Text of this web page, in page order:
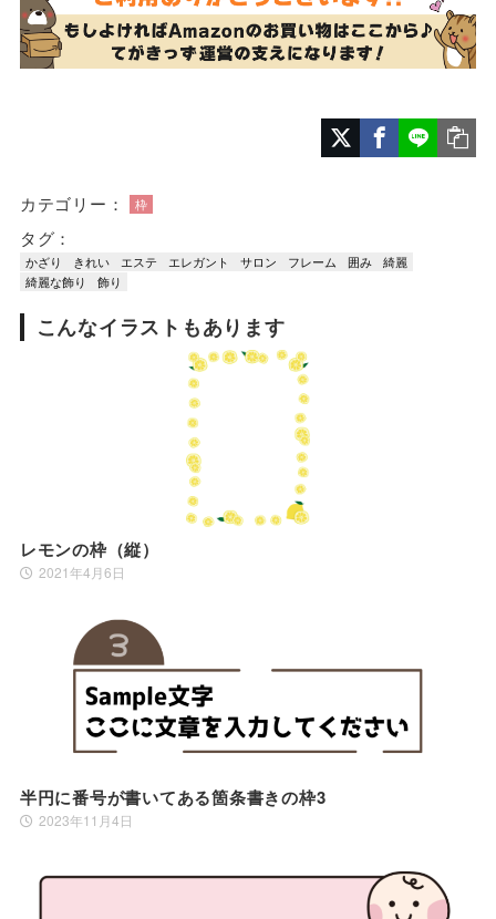
カテゴリー： 枠
タグ：
かざり きれい エステ エレガント サロン フレーム 囲み
綺麗
綺麗な飾り
飾り
こんなイラストもあります
レモンの枠（縦）
2021年4月6日
半円に番号が書いてある箇条書きの枠3
2023年11月4日